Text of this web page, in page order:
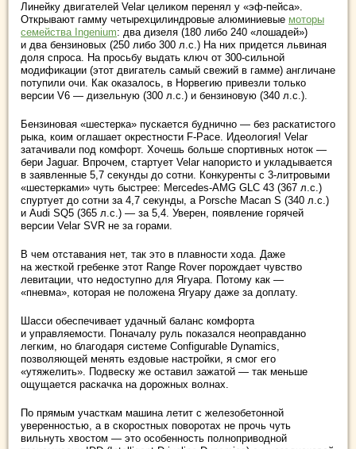
Линейку двигателей Velar целиком перенял у «эф-пейса».
Открывают гамму четырехцилиндровые алюминиевые моторы
семейства Ingenium: два дизеля (180 либо 240 «лошадей»)
и два бензиновых (250 либо 300 л.с.) На них придется львиная
доля спроса. На просьбу выдать ключ от 300‑сильной
модификации (этот двигатель самый свежий в гамме) англичане
потупили очи. Как оказалось, в Норвегию привезли только
версии V6 — дизельную (300 л.с.) и бензиновую (340 л.с.).
Бензиновая «шестерка» пускается буднично — без раскатистого
рыка, коим оглашает окрестности F‑Pace. Идеология! Velar
затачивали под комфорт. Хочешь больше спортивных ноток —
бери Jaguar. Впрочем, cтартует Velar напористо и укладывается
в заявленные 5,7 секунды до сотни. Конкуренты с 3-литровыми
«шестерками» чуть быстрее: Mercedes-AMG GLC 43 (367 л.с.)
спуртует до сотни за 4,7 секунды, а Porsche Macan S (340 л.с.)
и Audi SQ5 (365 л.с.) — за 5,4. Уверен, появление горячей
версии Velar SVR не за горами.
В чем отставания нет, так это в плавности хода. Даже
на жесткой гребенке этот Range Rover порождает чувство
левитации, что недоступно для Ягуара. Потому как —
«пневма», которая не положена Ягуару даже за доплату.
Шасси обеспечивает удачный баланс комфорта
и управляемости. Поначалу руль показался неоправданно
легким, но благодаря системе Configurable Dynamics,
позволяющей менять ездовые настройки, я смог его
«утяжелить». Подвеску же оставил зажатой — так меньше
ощущается раскачка на дорожных волнах.
По прямым участкам машина летит с железобетонной
уверенностью, а в скоростных поворотах не прочь чуть
вильнуть хвостом — это особенность полноприводной